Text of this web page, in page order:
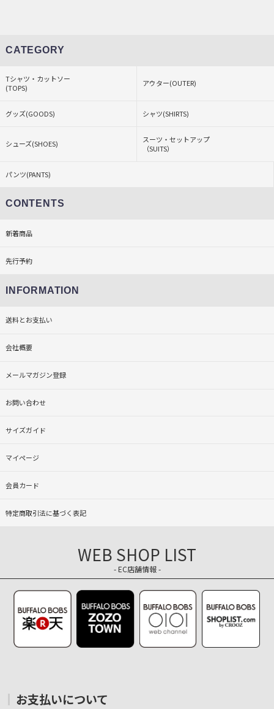
CATEGORY
Tシャツ・カットソー
(TOPS)
アウター(OUTER)
グッズ(GOODS) シャツ(SHIRTS)
シューズ(SHOES)
スーツ・セットアップ
（SUITS）
パンツ(PANTS)
CONTENTS
新着商品
先行予約
INFORMATION
送料とお支払い
会社概要
メールマガジン登録
お問い合わせ
サイズガイド
マイページ
会員カード
特定商取引法に基づく表記
WEB SHOP LIST
- EC店舗情報 -
お支払いについて